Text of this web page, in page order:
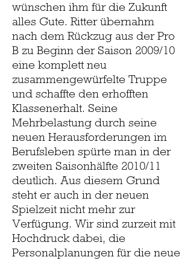
wünschen ihm für die Zukunft
alles Gute. Ritter übernahm
nach dem Rückzug aus der Pro
B zu Beginn der Saison 2009/10
eine komplett neu
zusammengewürfelte Truppe
und schaffte den erhofften
Klassenerhalt. Seine
Mehrbelastung durch seine
neuen Herausforderungen im
Berufsleben spürte man in der
zweiten Saisonhälfte 2010/11
deutlich. Aus diesem Grund
steht er auch in der neuen
Spielzeit nicht mehr zur
Verfügung. Wir sind zurzeit mit
Hochdruck dabei, die
Personalplanungen für die neue